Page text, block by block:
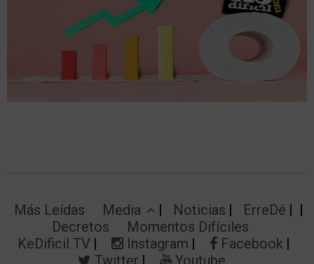
Más Leídas Media Noticias
ErreDé
Decretos
Momentos Difíciles
KeDificil TV
Instagram
Facebook
Twitter
Youtube